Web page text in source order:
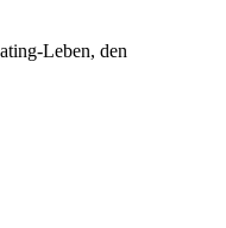
Leben, den